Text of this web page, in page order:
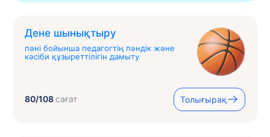
Дене шынықтыру
пәні бойынша педагогтің пәндік және
кәсіби құзыреттілігін дамыту
80/108сағат Толығырақ